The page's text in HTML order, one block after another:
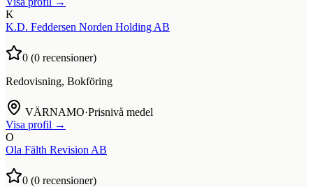
K
K.D. Feddersen Norden Holding AB
0 (0 recensioner)
Redovisning, Bokföring
VÄRNAMO·Prisnivå medel
Visa profil →
O
Ola Fälth Revision AB
0 (0 recensioner)